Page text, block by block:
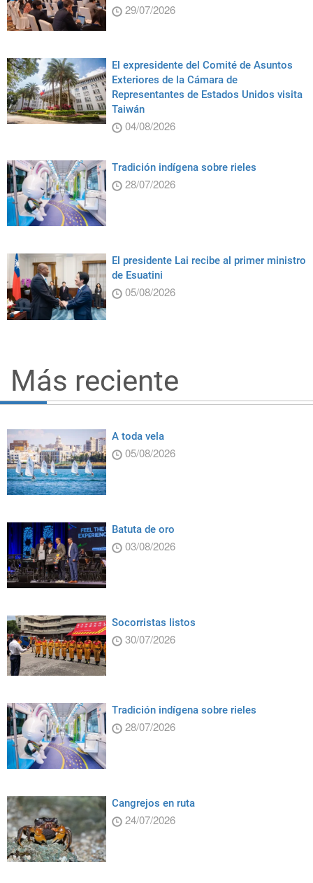
29/07/2026
El expresidente del Comité de Asuntos
Exteriores de la Cámara de
Representantes de Estados Unidos visita
Taiwán
04/08/2026
Tradición indígena sobre rieles
28/07/2026
El presidente Lai recibe al primer ministro
de Esuatini
05/08/2026
Más reciente
A toda vela
05/08/2026
Batuta de oro
03/08/2026
Socorristas listos
30/07/2026
Tradición indígena sobre rieles
28/07/2026
Cangrejos en ruta
24/07/2026